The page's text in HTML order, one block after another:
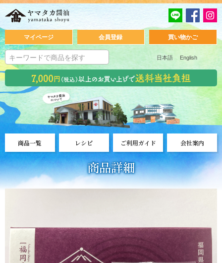
マイページ 会員登録 買い物かご
日本語 English
商品一覧 レシピ ご利用ガイド 会社案内
商品詳細